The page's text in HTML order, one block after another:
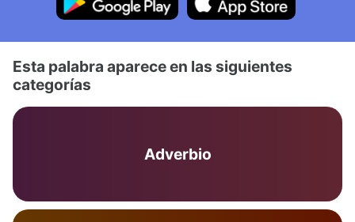
Esta palabra aparece en las siguientes
categorías
Adverbio